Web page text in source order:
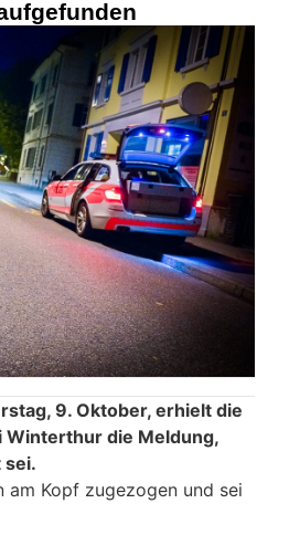
9. Oktober, erhielt die
Winterthur die Meldung,
sei.
am Kopf zugezogen und sei